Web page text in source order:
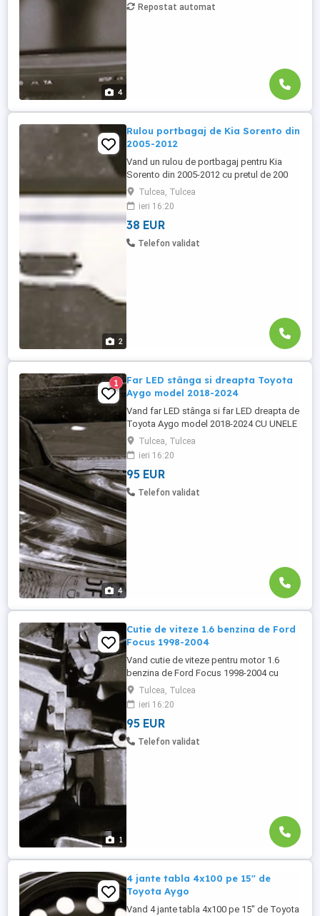
4
Repostat automat
2
Rulou portbagaj de Kia Sorento din
2005-2012
Vand un rulou de portbagaj pentru Kia
Sorento din 2005-2012 cu pretul de 200
lei. Se poate cumpara doar din Tulcea, NU
se trimite prin curier.
Tulcea, Tulcea
ieri 16:20
38 EUR
Telefon validat
4
1
Far LED stânga si dreapta Toyota
Aygo model 2018-2024
Vand far LED stânga si far LED dreapta de
Toyota Aygo model 2018-2024 CU UNELE
DEFECTE la sistemul de prindere cu pretul
de 500 lei bucata. Se pot achizitiona doar
din Tulcea, NU se pot trimite prin curier.
Tulcea, Tulcea
ieri 16:20
95 EUR
Telefon validat
1
Cutie de viteze 1.6 benzina de Ford
Focus 1998-2004
Vand cutie de viteze pentru motor 1.6
benzina de Ford Focus 1998-2004 cu
pretul de 500 lei. Se poate cumpara doar
din Tulcea, NU se trimite prin curier.
Tulcea, Tulcea
ieri 16:20
95 EUR
Telefon validat
4 jante tabla 4x100 pe 15" de
Toyota Aygo
Vand 4 jante tabla 4x100 pe 15" de Toyota